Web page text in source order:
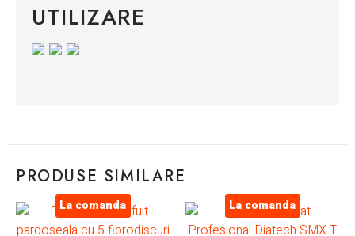
UTILIZARE
PRODUSE SIMILARE
La comanda La comanda